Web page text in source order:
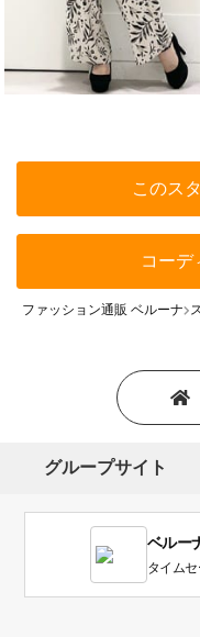
このス
コーデ
ファッション通販 ベルーナ
グループサイト
ベルー
タイム